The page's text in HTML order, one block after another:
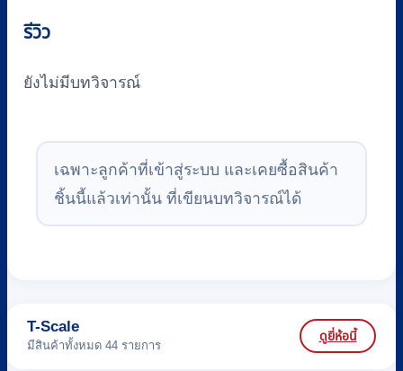
รีวิว
ยังไม่มีบทวิจารณ์
เฉพาะลูกค้าที่เข้าสู่ระบบ และเคยซื้อสินค้า
ชิ้นนี้แล้วเท่านั้น ที่เขียนบทวิจารณ์ได้
T-Scale
มีสินค้าทั้งหมด 44 รายการ
ดูยี่ห้อนี้